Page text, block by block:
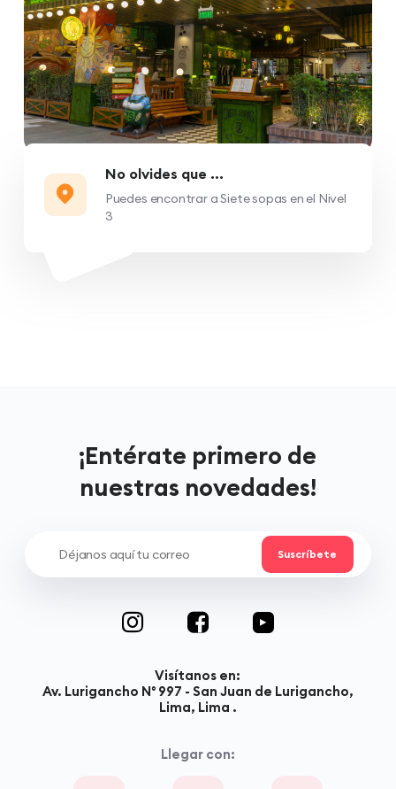
No olvides que ...
Puedes encontrar a Siete sopas en el Nivel
3
¡Entérate primero de
nuestras novedades!
Visítanos en:
Av. Lurigancho N° 997 - San Juan de Lurigancho,
Lima, Lima .
Llegar con: